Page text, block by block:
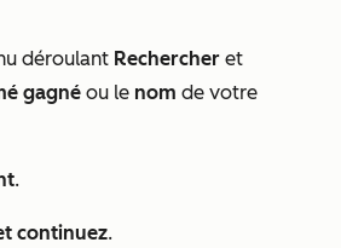
déroulant Rechercher et
gagné ou le nom de votre
.
continuez.